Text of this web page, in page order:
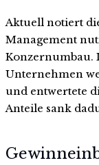
Aktuell notiert
Management
Konzernumbau.
Unternehmen
und entwertete
Anteile sank